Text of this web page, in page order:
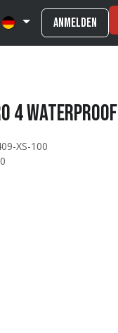
Anmelden
4 Waterproof
XS-100